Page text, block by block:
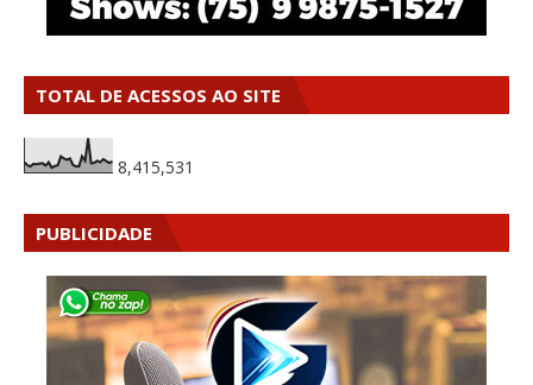
TOTAL DE ACESSOS AO SITE
8,415,531
PUBLICIDADE